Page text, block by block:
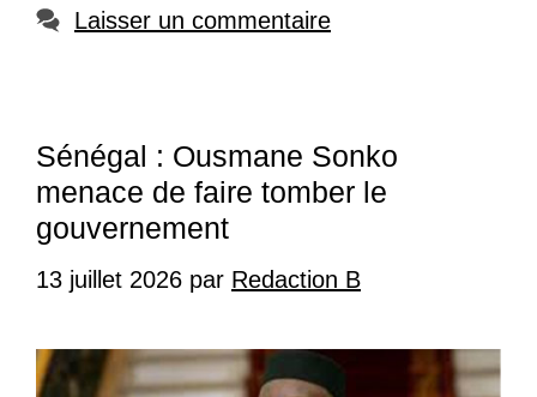
Laisser un commentaire
Sénégal : Ousmane Sonko
menace de faire tomber le
gouvernement
13 juillet 2026 par Redaction B